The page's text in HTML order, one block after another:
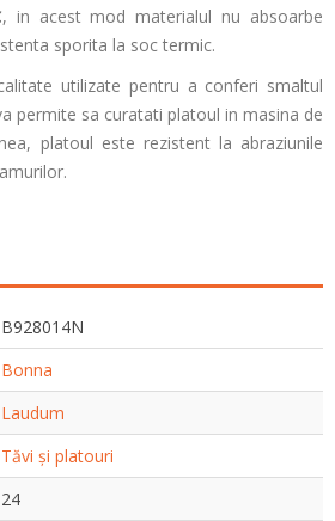
, in acest mod materialul nu absoarbe
sporita la soc termic.
utilizate pentru a conferi smaltul
permite sa curatati platoul in masina de
platoul este rezistent la abraziunile
B928014N
Bonna
Laudum
Tăvi și platouri
24